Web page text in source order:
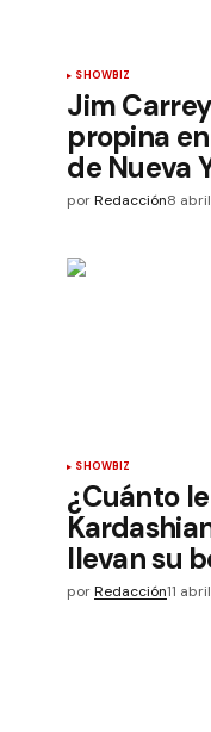
SHOWBIZ
Jim
propina
de Nueva
por Redacción8
SHOWBIZ
¿Cuánto
llevan su
por Redacción11